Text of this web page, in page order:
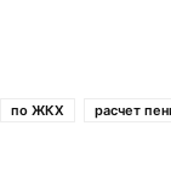
по ЖКХ расчет